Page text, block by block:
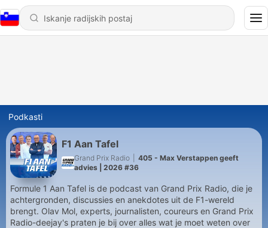
Podkasti
F1 Aan Tafel
Grand Prix Radio
405 - Max Verstappen geeft
advies | 2026 #36
Formule 1 Aan Tafel is de podcast van Grand Prix Radio, die je
achtergronden, discussies en anekdotes uit de F1-wereld
brengt. Olav Mol, experts, journalisten, coureurs en Grand Prix
Radio-deejay's praten je bij over alles wat je moet weten over